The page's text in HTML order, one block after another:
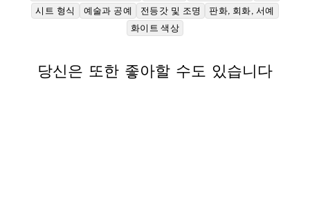
시트 형식
예술과 공예 전등갓 및 조명
판화, 회화, 서예
화이트 색상
당신은 또한 좋아할 수도 있습니다